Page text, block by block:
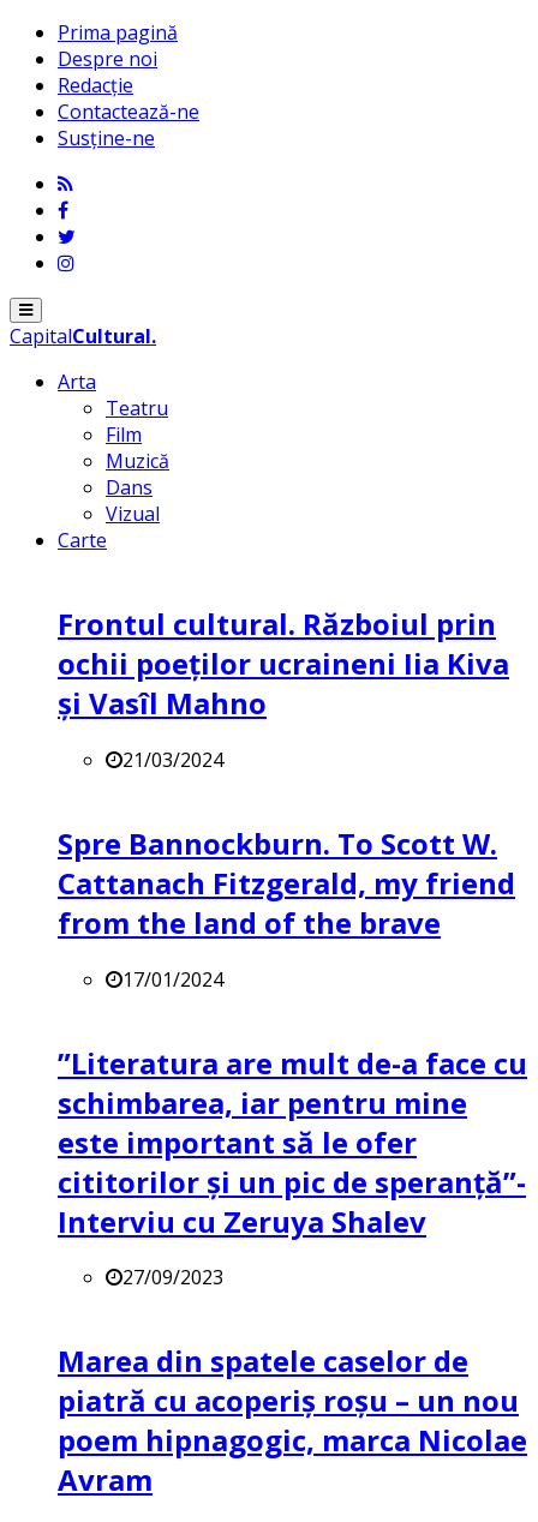
Prima pagină
Despre noi
Redacție
Contactează-ne
Susține-ne
Menu
CapitalCultural.
Arta
Teatru
Film
Muzică
Dans
Vizual
Carte
Frontul cultural. Războiul prin
ochii poeților ucraineni Iia Kiva
și Vasîl Mahno
21/03/2024
Spre Bannockburn. To Scott W.
Cattanach Fitzgerald, my friend
from the land of the brave
17/01/2024
”Literatura are mult de-a face cu
schimbarea, iar pentru mine
este important să le ofer
cititorilor și un pic de speranță”-
Interviu cu Zeruya Shalev
27/09/2023
Marea din spatele caselor de
piatră cu acoperiș roșu – un nou
poem hipnagogic, marca Nicolae
Avram